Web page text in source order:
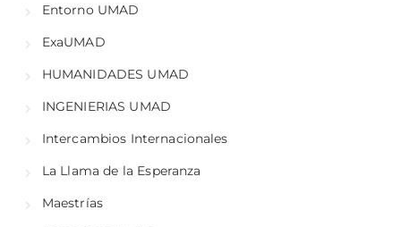
Entorno UMAD
ExaUMAD
HUMANIDADES UMAD
INGENIERIAS UMAD
Intercambios Internacionales
La Llama de la Esperanza
Maestrías